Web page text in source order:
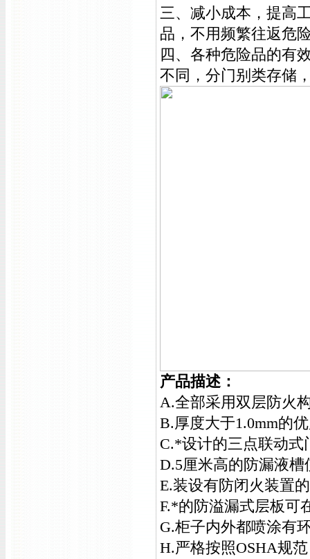
三、减小成本，提高
品，不用频繁往返危
四、各种危险品的有
不同，分门别类存储
产品描述：
A.全部采用双层防火
B.厚度大于1.0mm的
C.*设计的三点联动式
D.5厘米高的防漏液
E.装设有防闭火装置
F.*的防溢漏式层板可
G.柜子内外都喷涂有
H.严格按照OSHA规